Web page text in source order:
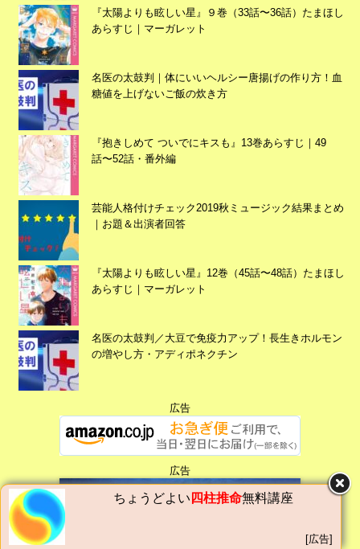
『太陽よりも眩しい星』９巻（33話〜36話）たまほし
あらすじ｜マーガレット
名医の太鼓判｜体にいいヘルシー唐揚げの作り方！血
糖値を上げないご飯の炊き方
『抱きしめて ついでにキスも』13巻あらすじ｜49
話〜52話・番外編
芸能人格付けチェック2019秋ミュージック結果まとめ
｜お題＆出演者回答
『太陽よりも眩しい星』12巻（45話〜48話）たまほし
あらすじ｜マーガレット
名医の太鼓判／大豆で免疫力アップ！長生きホルモン
の増やし方・アディポネクチン
広告
広告
ちょうどよい 四柱推命無料講座
[広告]